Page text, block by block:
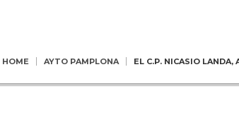
HOME AYTO PAMPLONA EL C.P. NICASIO LANDA,